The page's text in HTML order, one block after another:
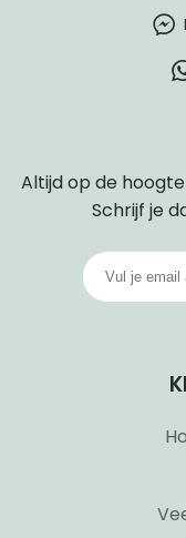
Altijd op de
Schrijf je